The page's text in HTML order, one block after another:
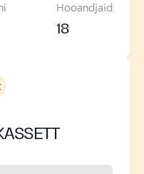
Hooandjaid
18